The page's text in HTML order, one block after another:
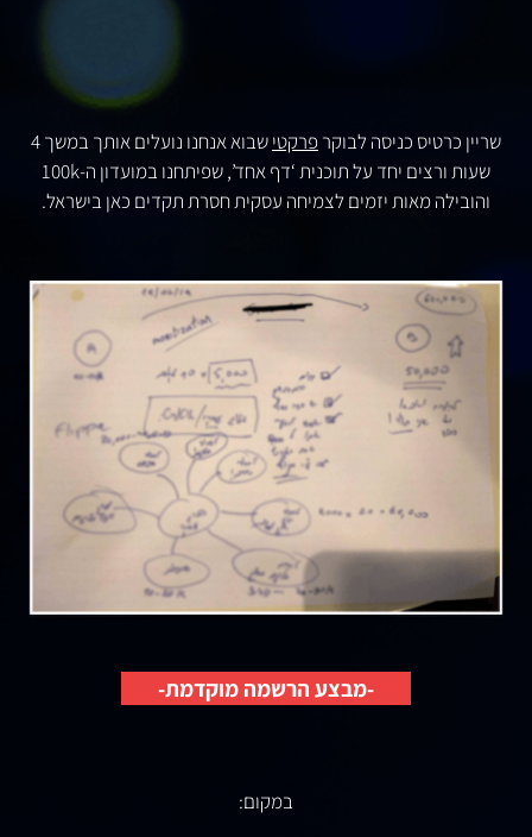
שריין כרטיס כניסה לבוקר פרקטי
שבוא אנחנו נועלים אותך במשך 4
שעות ורצים יחד על תוכנית ‘דף אחד’, שפיתחנו במועדון ה-100k
והובילה מאות יזמים לצמיחה עסקית חסרת תקדים כאן בישראל.
-מבצע הרשמה מוקדמת-
במקום: